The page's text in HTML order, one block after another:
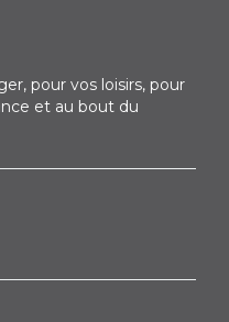
pour vos loisirs, pour
et au bout du